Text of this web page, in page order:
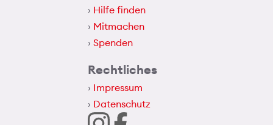
Hilfe finden
Mitmachen
Spenden
Rechtliches
Impressum
Datenschutz